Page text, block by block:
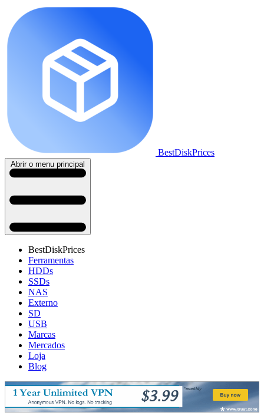
BestDiskPrices
Abrir o menu principal
BestDiskPrices
Ferramentas
HDDs
SSDs
NAS
Externo
SD
USB
Marcas
Mercados
Loja
Blog